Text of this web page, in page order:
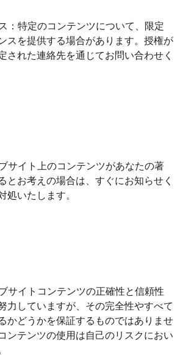
：特定のコンテンツについて、限定
スを提供する場合があります。授権が
された連絡先を通じてお問い合わせく
サイト上のコンテンツがあなたの著
とお考えの場合は、すぐにお知らせく
いたします。
サイトコンテンツの正確性と信頼性
力していますが、その完全性やすべて
かどうかを保証するものではありませ
ンテンツの使用は自己のリスクにおい